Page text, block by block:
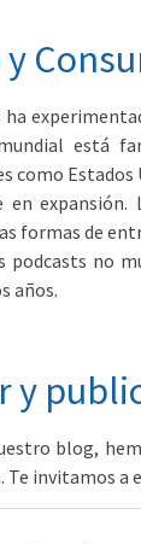
ha
está
como
en
formas de
no
años.
y
blog,
invitamos a